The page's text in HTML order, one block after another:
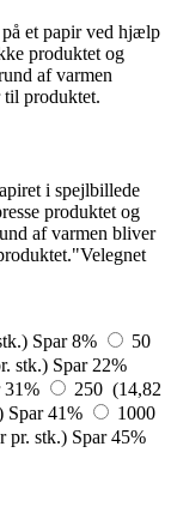
et papir ved hjælp
produktet og
af varmen
produktet.
i spejlbillede
produktet og
af varmen bliver
Spar 8%
50
stk.) Spar 22%
31%
250 (14,82
Spar 41%
1000
pr. stk.) Spar 45%